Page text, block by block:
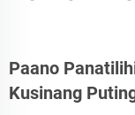
Paano
Kusinang